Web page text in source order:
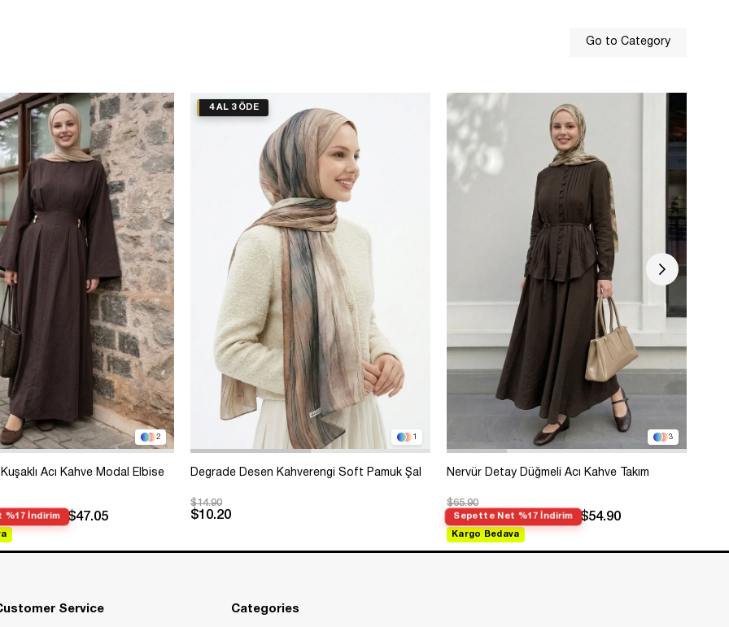
2
Acı Kahve Modal Elbise
İndirim $47.05
1
Degrade Desen Kahverengi Soft Pamuk Şal
$14.90
$10.20
4 AL 3 ÖDE
3
Nervür Detay Düğmeli Acı Kahve Takım
$65.90
Sepette Net %17 İndirim $54.90
Kargo Bedava
Go to Category
Service Categories